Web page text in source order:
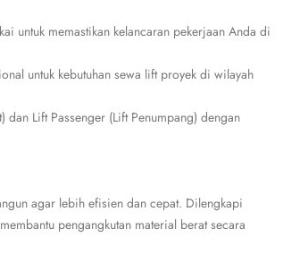
untuk memastikan kelancaran pekerjaan Anda di
untuk kebutuhan sewa lift proyek di wilayah
Lift Passenger (Lift Penumpang) dengan
agar lebih efisien dan cepat. Dilengkapi
pengangkutan material berat secara